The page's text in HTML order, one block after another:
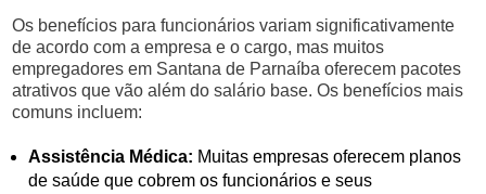
Os benefícios para funcionários variam significativamente
de acordo com a empresa e o cargo, mas muitos
empregadores em Santana de Parnaíba oferecem pacotes
atrativos que vão além do salário base. Os benefícios mais
comuns incluem:
Assistência Médica: Muitas empresas oferecem planos
de saúde que cobrem os funcionários e seus